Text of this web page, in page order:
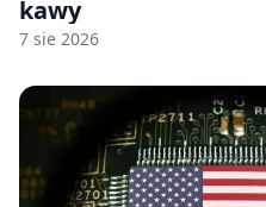
kawy
7 sie 2026